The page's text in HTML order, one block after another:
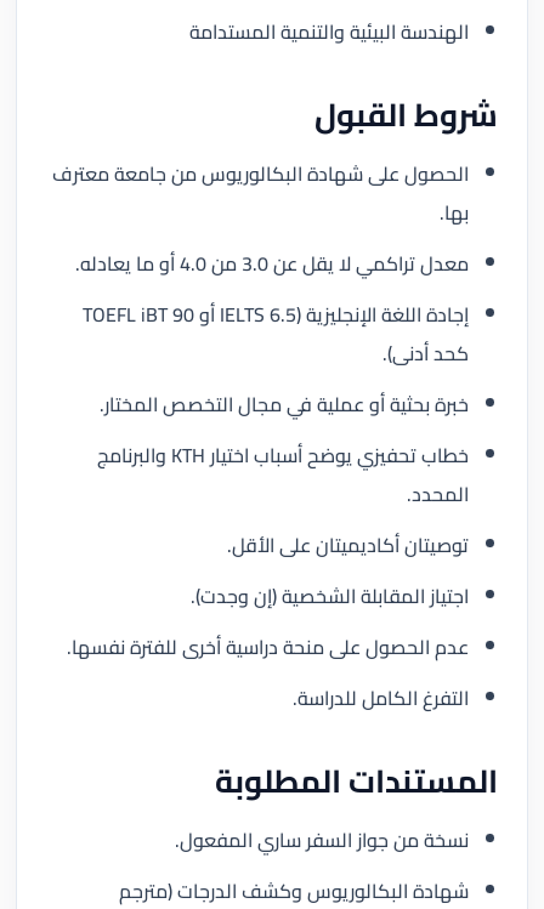
الهندسة البيئية والتنمية المستدامة
شروط القبول
الحصول على شهادة البكالوريوس من جامعة معترف
بها.
معدل تراكمي لا يقل عن 3.0 من 4.0 أو ما يعادله.
إجادة اللغة الإنجليزية (IELTS 6.5 أو TOEFL iBT 90
كحد أدنى).
خبرة بحثية أو عملية في مجال التخصص المختار.
خطاب تحفيزي يوضح أسباب اختيار KTH والبرنامج
المحدد.
توصيتان أكاديميتان على الأقل.
اجتياز المقابلة الشخصية (إن وجدت).
عدم الحصول على منحة دراسية أخرى للفترة نفسها.
التفرغ الكامل للدراسة.
المستندات المطلوبة
نسخة من جواز السفر ساري المفعول.
شهادة البكالوريوس وكشف الدرجات (مترجم